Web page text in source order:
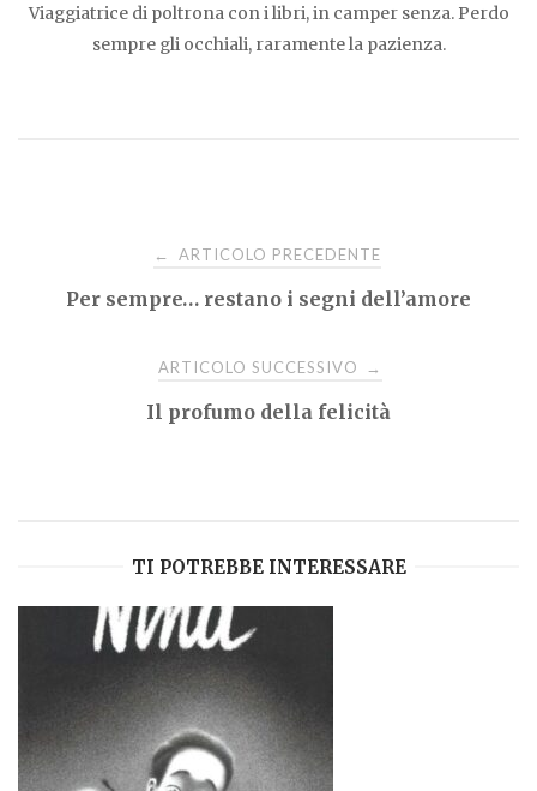
Viaggiatrice di poltrona con i libri, in camper senza. Perdo
sempre gli occhiali, raramente la pazienza.
Navigazione
articoli
← ARTICOLO PRECEDENTE
Per sempre… restano i segni dell’amore
ARTICOLO SUCCESSIVO →
Il profumo della felicità
TI POTREBBE INTERESSARE